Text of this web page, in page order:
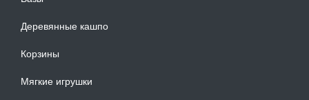
Деревянные кашпо
Корзины
Мягкие игрушки